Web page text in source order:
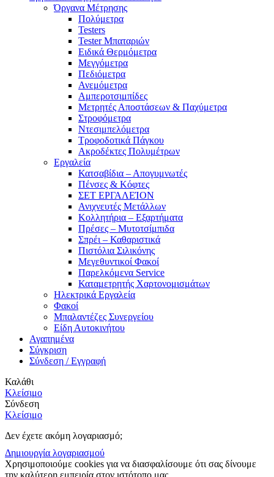
Όργανα Μέτρησης
Πολύμετρα
Testers
Tester Μπαταριών
Ειδικά Θερμόμετρα
Μεγγόμετρα
Πεδιόμετρα
Ανεμόμετρα
Αμπεροτσιμπίδες
Μετρητές Αποστάσεων & Παχύμετρα
Στροφόμετρα
Ντεσιμπελόμετρα
Τροφοδοτικά Πάγκου
Ακροδέκτες Πολυμέτρων
Εργαλεία
Κατσαβίδια – Απογυμνωτές
Πένσες & Κόφτες
ΣΕΤ ΕΡΓΑΛΕΊΟΝ
Ανιχνευτές Μετάλλων
Κολλητήρια – Εξαρτήματα
Πρέσες – Μυτοτσίμπιδα
Σπρέι – Καθαριστικά
Πιστόλια Σιλικόνης
Μεγεθυντικοί Φακοί
Παρελκόμενα Service
Καταμετρητής Χαρτονομισμάτων
Ηλεκτρικά Εργαλεία
Φακοί
Μπαλαντέζες Συνεργείου
Είδη Αυτοκινήτου
Αγαπημένα
Σύγκριση
Σύνδεση / Εγγραφή
Καλάθι
Κλείσιμο
Σύνδεση
Κλείσιμο
Δεν έχετε ακόμη λογαριασμό;
Δημιουργία λογαριασμού
Χρησιμοποιούμε cookies για να διασφαλίσουμε ότι σας δίνουμε
την καλύτερη εμπειρία στον ιστότοπο μας.